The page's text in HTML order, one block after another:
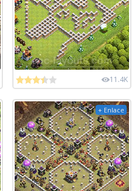
11.4K
+ Enlace